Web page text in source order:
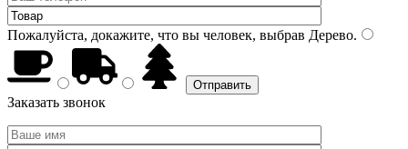
Пожалуйста, докажите, что вы человек, выбрав Дерево.
Заказать звонок